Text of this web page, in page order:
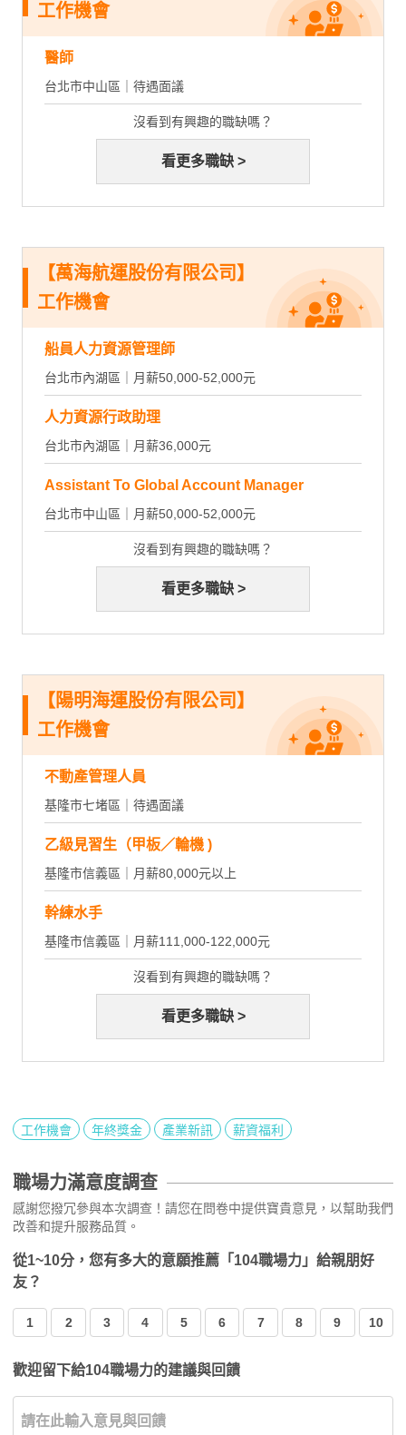
工作機會
醫師
台北市中山區｜待遇面議
沒看到有興趣的職缺嗎？
看更多職缺 >
【萬海航運股份有限公司】
工作機會
船員人力資源管理師
台北市內湖區｜月薪50,000-52,000元
人力資源行政助理
台北市內湖區｜月薪36,000元
Assistant To Global Account Manager
台北市中山區｜月薪50,000-52,000元
沒看到有興趣的職缺嗎？
看更多職缺 >
【陽明海運股份有限公司】
工作機會
不動產管理人員
基隆市七堵區｜待遇面議
乙級見習生（甲板／輪機 )
基隆市信義區｜月薪80,000元以上
幹練水手
基隆市信義區｜月薪111,000-122,000元
沒看到有興趣的職缺嗎？
看更多職缺 >
工作機會 年終獎金 產業新訊 薪資福利
職場力滿意度調查
感謝您撥冗參與本次調查！請您在問卷中提供寶貴意見，以幫助我們
改善和提升服務品質。
從1~10分，您有多大的意願推薦「104職場力」給親朋好
友？
1 2 3 4 5 6 7 8 9 10
歡迎留下給104職場力的建議與回饋